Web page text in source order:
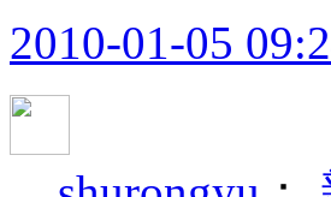
2010-01-05